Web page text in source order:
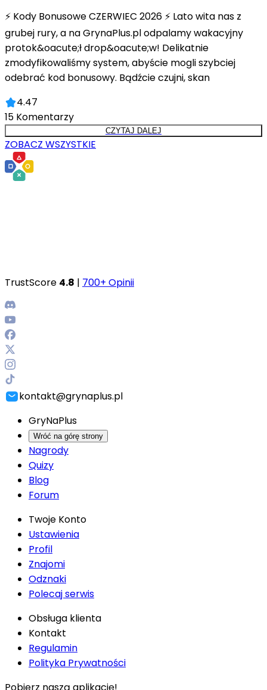
⚡ Kody Bonusowe CZERWIEC 2026 ⚡ Lato wita nas z
grubej rury, a na GrynaPlus.pl odpalamy wakacyjny
protok&oacute;ł drop&oacute;w! Delikatnie
zmodyfikowaliśmy system, abyście mogli szybciej
odebrać kod bonusowy. Bądźcie czujni, skan
4.47
15 Komentarzy
CZYTAJ DALEJ
ZOBACZ WSZYSTKIE
TrustScore 4.8 | 700+ Opinii
kontakt@grynaplus.pl
GryNaPlus
Wróć na górę strony
Nagrody
Quizy
Blog
Forum
Twoje Konto
Ustawienia
Profil
Znajomi
Odznaki
Polecaj serwis
Obsługa klienta
Kontakt
Regulamin
Polityka Prywatności